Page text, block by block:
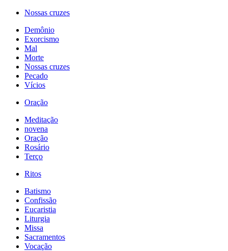
Nossas cruzes
Demônio
Exorcismo
Mal
Morte
Nossas cruzes
Pecado
Vícios
Oração
Meditação
novena
Oração
Rosário
Terço
Ritos
Batismo
Confissão
Eucaristia
Liturgia
Missa
Sacramentos
Vocação